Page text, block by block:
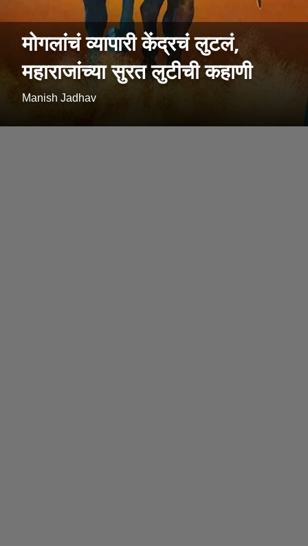
मोगलांचं व्यापारी केंद्रचं लुटलं,
महाराजांच्या सुरत लुटीची कहाणी
Manish Jadhav